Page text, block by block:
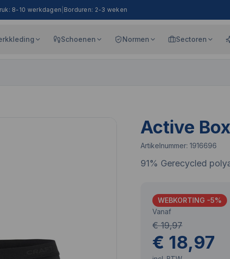
8-10 werkdagen Borduren: 2-3 weken
Schoenen Normen Sectoren
Active
Artikelnummer: 1916696
91% Gerecycled
WEBKORTING -5%
Vanaf
€ 19,97
€ 18,97